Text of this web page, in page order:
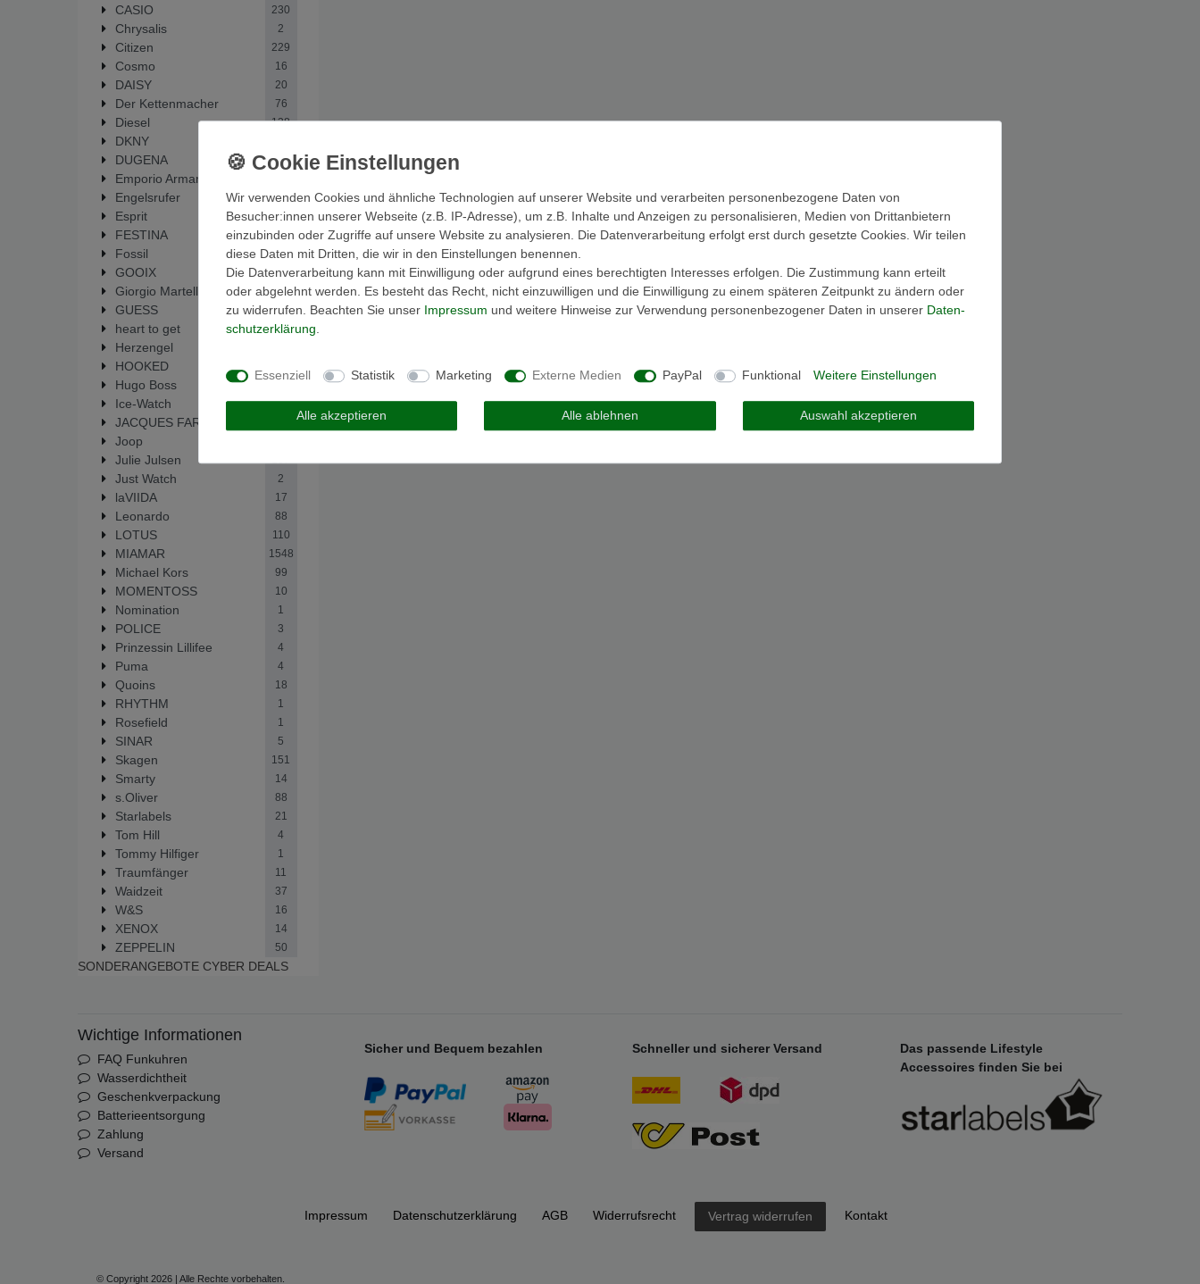
CASIO 230
Chrysalis 2
Citizen 229
Cosmo 16
DAISY 20
Der Kettenmacher 76
Diesel 138
DKNY
DUGENA 6
Emporio Armani
Engelsrufer 14
Esprit 35
FESTINA 292
Fossil 448
GOOIX 1
Giorgio Martello 33
GUESS 64
heart to get 19
Herzengel
HOOKED
Hugo Boss
Ice-Watch 1
JACQUES FAREL
Joop
Julie Julsen 137
Just Watch 2
laVIIDA 17
Leonardo 88
LOTUS 110
MIAMAR 1548
Michael Kors 99
MOMENTOSS 10
Nomination 1
POLICE 3
Prinzessin Lillifee 4
Puma 4
Quoins 18
RHYTHM 1
Rosefield 1
SINAR 5
Skagen 151
Smarty 14
s.Oliver 88
Starlabels 21
Tom Hill 4
Tommy Hilfiger 1
Traumfänger 11
Waidzeit 37
W&S 16
XENOX 14
ZEPPELIN 50
SONDERANGEBOTE CYBER DEALS
Wichtige Informationen
FAQ Funkuhren
Wasserdichtheit
Geschenkverpackung
Batterieentsorgung
Zahlung
Versand
Sicher und Bequem bezahlen Schneller und sicherer Versand
Das passende Lifestyle
Accessoires finden Sie bei
Impressum Daten­schutz­erklärung AGB Widerrufs­recht Vertrag widerrufen Kontakt
Wir verwenden Cookies und ähnliche Technologien auf unserer Website und verarbeiten personenbezogene Daten von
Besucher:innen unserer Webseite (z.B. IP-Adresse), um z.B. Inhalte und Anzeigen zu personalisieren, Medien von Drittanbietern
einzubinden oder Zugriffe auf unsere Website zu analysieren. Die Datenverarbeitung erfolgt erst durch gesetzte Cookies. Wir teilen
diese Daten mit Dritten, die wir in den Einstellungen benennen.
Die Datenverarbeitung kann mit Einwilligung oder aufgrund eines berechtigten Interesses erfolgen. Die Zustimmung kann erteilt
oder abgelehnt werden. Es besteht das Recht, nicht einzuwilligen und die Einwilligung zu einem späteren Zeitpunkt zu ändern oder
zu widerrufen. Beachten Sie unser Impressum und weitere Hinweise zur Verwendung personenbezogener Daten in unserer Daten­
schutz­erklärung
Essenziell Statistik Marketing Externe Medien PayPal Funktional Weitere Einstellungen
Alle akzeptieren Alle ablehnen Auswahl akzeptieren
© Copyright 2026 | Alle Rechte vorbehalten.